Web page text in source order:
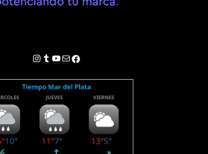
Instagram
Tumblr
YouTube
Correo electrónico
Facebook